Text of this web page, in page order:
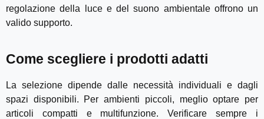
regolazione della luce e del suono ambientale offrono un
valido supporto.
Come scegliere i prodotti adatti
La selezione dipende dalle necessità individuali e dagli
spazi disponibili. Per ambienti piccoli, meglio optare per
articoli compatti e multifunzione. Verificare sempre i